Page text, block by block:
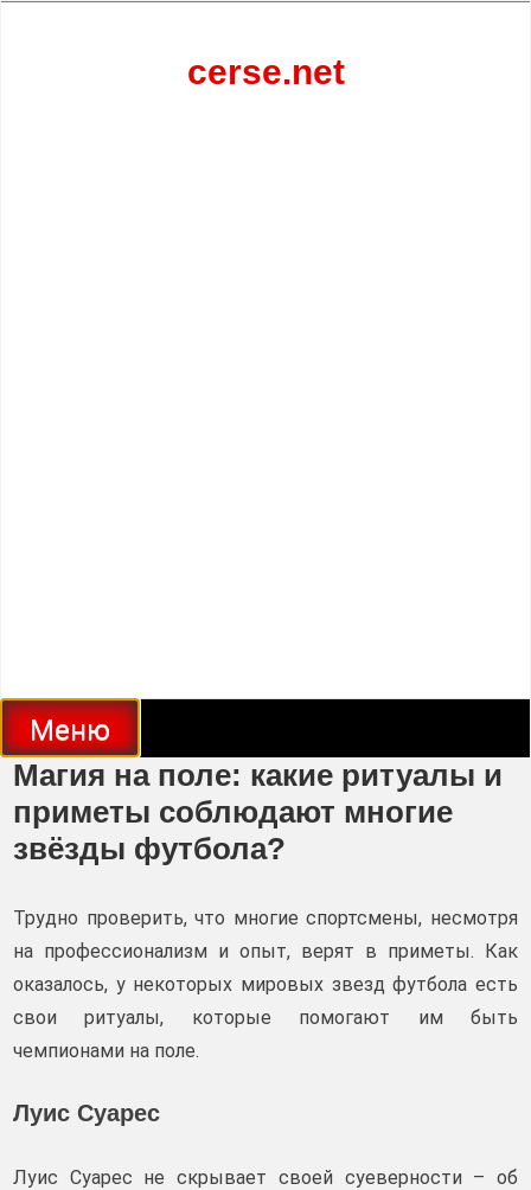
cerse.net
Меню
Магия на поле: какие ритуалы и
приметы соблюдают многие
звёзды футбола?
Трудно проверить, что многие спортсмены, несмотря
на профессионализм и опыт, верят в приметы. Как
оказалось, у некоторых мировых звезд футбола есть
свои ритуалы, которые помогают им быть
чемпионами на поле.
Луис Суарес
Луис Суарес не скрывает своей суеверности – об